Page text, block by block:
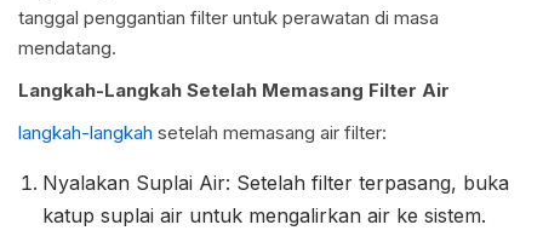
tanggal penggantian filter untuk perawatan di masa
mendatang.
Langkah-Langkah Setelah Memasang Filter Air
langkah-langkah setelah memasang air filter:
Nyalakan Suplai Air: Setelah filter terpasang, buka
katup suplai air untuk mengalirkan air ke sistem.